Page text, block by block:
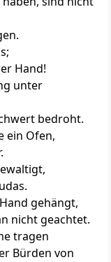
Hand!
unter
bedroht.
ein Ofen,
gehängt,
nicht geachtet.
tragen
Bürden von